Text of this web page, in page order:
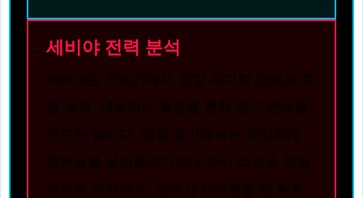
세비야 전력 분석
세비야는 라리가에서 강한 피지컬 경합과 측
면 공격, 세트피스 활용을 통해 경기 변수를
만드는 팀이다. 원정 경기에서는 무리하게
점유율을 끌어올리기보다 수비 라인을 안정
적으로 유지하고, 상대가 전진했을 때 빠르